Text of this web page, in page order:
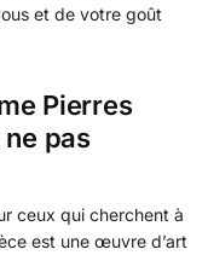
et de votre goût
Pierres
pas
ceux qui cherchent à
est une œuvre d’art